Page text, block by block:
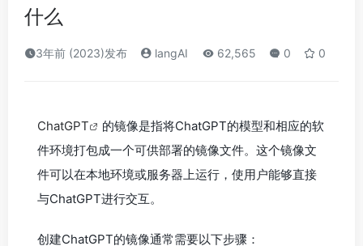
什么
3年前 (2023)发布 langAI 62,565 0 0
ChatGPT
的镜像是指将ChatGPT的模型和相应的软
件环境打包成一个可供部署的镜像文件。这个镜像文
件可以在本地环境或服务器上运行，使用户能够直接
与ChatGPT进行交互。
创建ChatGPT的镜像通常需要以下步骤：